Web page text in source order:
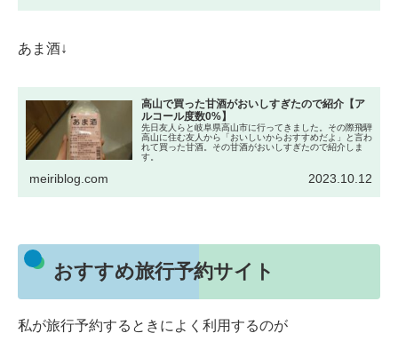
あま酒↓
高山で買った甘酒がおいしすぎたので紹介【ア
ルコール度数0%】
先日友人らと岐阜県高山市に行ってきました。その際飛騨
高山に住む友人から「おいしいからおすすめだよ」と言わ
れて買った甘酒。その甘酒がおいしすぎたので紹介しま
す。
meiriblog.com 2023.10.12
おすすめ旅行予約サイト
私が旅行予約するときによく利用するのが